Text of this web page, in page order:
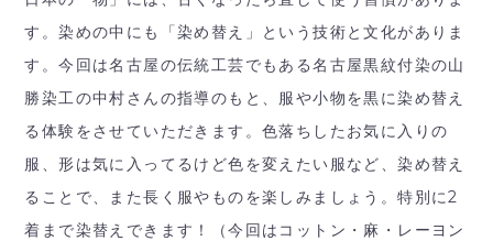
す。染めの中にも「染め替え」という技術と文化がありま
す。今回は名古屋の伝統工芸でもある名古屋黒紋付染の山
勝染工の中村さんの指導のもと、服や小物を黒に染め替え
る体験をさせていただきます。色落ちしたお気に入りの
服、形は気に入ってるけど色を変えたい服など、染め替え
ることで、また長く服やものを楽しみましょう。特別に2
着まで染替えできます！（今回はコットン・麻・レーヨン